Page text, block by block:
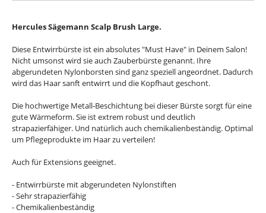
Hercules Sägemann Scalp Brush Large.
Diese Entwirrbürste ist ein absolutes "Must Have" in Deinem Salon!
Nicht umsonst wird sie auch Zauberbürste genannt. Ihre
abgerundeten Nylonborsten sind ganz speziell angeordnet. Dadurch
wird das Haar sanft entwirrt und die Kopfhaut geschont.
Die hochwertige Metall-Beschichtung bei dieser Bürste sorgt für eine
gute Wärmeform. Sie ist extrem robust und deutlich
strapazierfähiger. Und natürlich auch chemikalienbeständig. Optimal
um Pflegeprodukte im Haar zu verteilen!
Auch für Extensions geeignet.
- Entwirrbürste mit abgerundeten Nylonstiften
- Sehr strapazierfähig
- Chemikalienbeständig